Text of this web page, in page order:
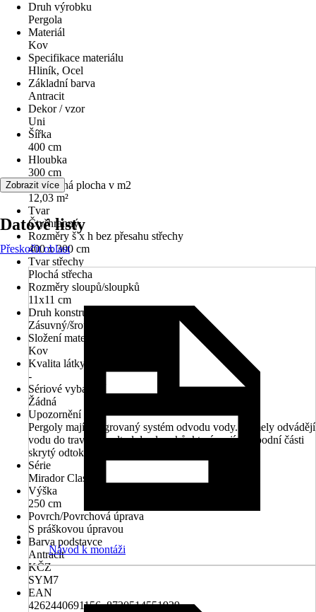
Druh výrobku
Pergola
Materiál
Kov
Specifikace materiálu
Hliník, Ocel
Základní barva
Antracit
Dekor / vzor
Uni
Šířka
400 cm
Hloubka
300 cm
Zastavěná plocha v m2
12,03 m²
Tvar
Čtyřhranný
Rozměry š x h bez přesahu střechy
400 x 300 cm
Tvar střechy
Plochá střecha
Rozměry sloupů/sloupků
11x11 cm
Druh konstrukce
Zásuvný/šroubovací systém
Složení materiálu
Kov
Kvalita látky
-
Sériové vybavení
Žádná
Upozornění
Pergoly mají integrovaný systém odvodu vody. Lamely odvádějí
vodu do traverz a odtud do sloupků, které mají ve spodní části
skrytý odtok.
Série
Mirador Classic
Výška
250 cm
Povrch/Povrchová úprava
S práškovou úpravou
Barva podstavce
Antracit
KČZ
SYM7
EAN
4262440691156, 8720514551929
Zobrazit více
Datové listy
Přeskočit oblast
Návod k montáži